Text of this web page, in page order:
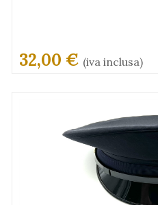
32,00 € (iva inclusa)